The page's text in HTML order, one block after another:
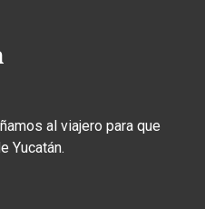
al viajero para que
Yucatán.